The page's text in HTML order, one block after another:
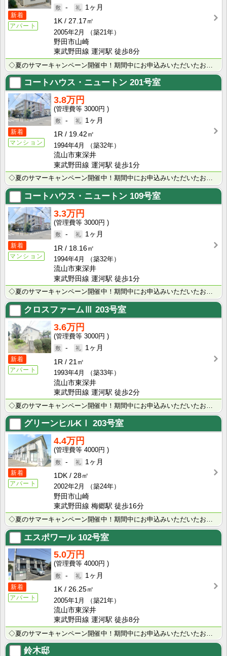
新着
アパート
-
1ヶ月
1K
27.17㎡
2005年2月
（築21年）
野田市山崎
東武野田線 運河駅 徒歩8分
コートハウス・ニュートン 201号室
新着
マンション
3.8万円
3000円
-
1ヶ月
1R
19.42㎡
1994年4月
（築32年）
流山市東深井
東武野田線 運河駅 徒歩1分
◇夏のサマーキャンペーン開催中！期間中にお申込みいただいたお客様へ、500円分のQUOカード＋日用品･･･
コートハウス・ニュートン 109号室
新着
マンション
3.3万円
3000円
-
1ヶ月
1R
18.16㎡
1994年4月
（築32年）
流山市東深井
東武野田線 運河駅 徒歩1分
◇夏のサマーキャンペーン開催中！期間中にお申込みいただいたお客様へ、500円分のQUOカード＋日用品･･･
クロスファームⅢ 203号室
新着
アパート
3.6万円
3000円
-
1ヶ月
1R
21㎡
1993年4月
（築33年）
流山市東深井
東武野田線 運河駅 徒歩2分
グリーンヒルKⅠ 203号室
新着
アパート
4.4万円
4000円
-
1ヶ月
1DK
28㎡
2002年2月
（築24年）
野田市山崎
東武野田線 梅郷駅 徒歩16分
エスポワール102号室
新着
アパート
5.0万円
4000円
-
1ヶ月
1K
26.25㎡
2005年1月
（築21年）
流山市東深井
東武野田線 運河駅 徒歩8分
鈴木邸